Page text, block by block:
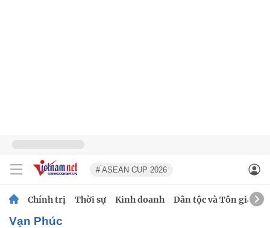
# ASEAN CUP 2026
Chính trị Thời sự Kinh doanh Dân tộc và Tôn giáo
Vạn Phúc